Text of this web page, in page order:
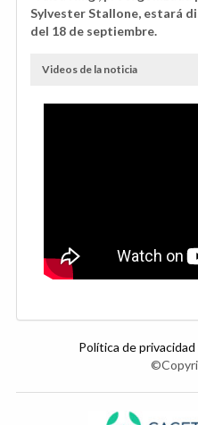
Sylvester Stallone, estará
del 18 de septiembre.
Videos de la noticia
Política de